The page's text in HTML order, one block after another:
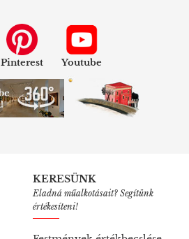
Pinterest Youtube
KERESÜNK
Eladná műalkotásait? Segítünk
értékesíteni!